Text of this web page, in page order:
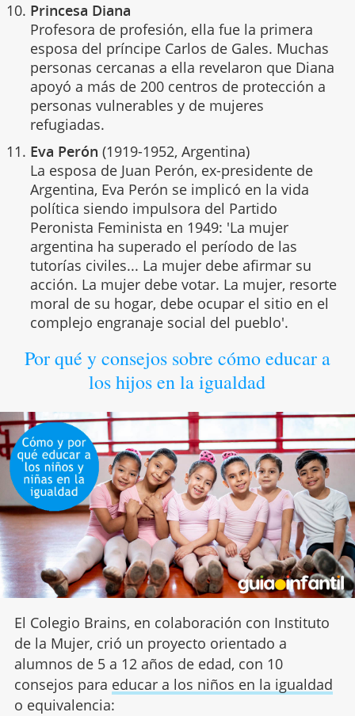
Princesa Diana
Profesora de profesión, ella fue la primera
esposa del príncipe Carlos de Gales. Muchas
personas cercanas a ella revelaron que Diana
apoyó a más de 200 centros de protección a
personas vulnerables y de mujeres
refugiadas.
Eva Perón (1919-1952, Argentina)
La esposa de Juan Perón, ex-presidente de
Argentina, Eva Perón se implicó en la vida
política siendo impulsora del Partido
Peronista Feminista en 1949: 'La mujer
argentina ha superado el período de las
tutorías civiles... La mujer debe afirmar su
acción. La mujer debe votar. La mujer, resorte
moral de su hogar, debe ocupar el sitio en el
complejo engranaje social del pueblo'.
Por qué y consejos sobre cómo educar a
los hijos en la igualdad
El Colegio Brains, en colaboración con Instituto
de la Mujer, crió un proyecto orientado a
alumnos de 5 a 12 años de edad, con 10
consejos para educar a los niños en la igualdad
o equivalencia: